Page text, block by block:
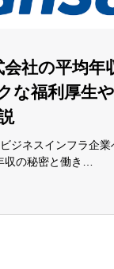
社の平均年
な福利厚生
ビジネスインフラ企
の秘密と働き…